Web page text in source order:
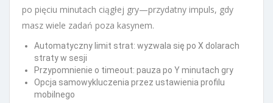
po pięciu minutach ciągłej gry—przydatny impuls, gdy
masz wiele zadań poza kasynem.
Automatyczny limit strat: wyzwala się po X dolarach
straty w sesji
Przypomnienie o timeout: pauza po Y minutach gry
Opcja samowykluczenia przez ustawienia profilu
mobilnego